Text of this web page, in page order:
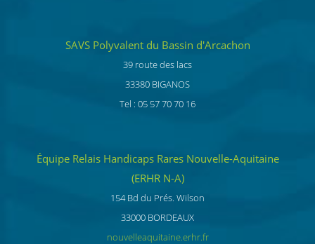
SAVS Polyvalent du Bassin d'Arcachon
39 route des lacs
33380 BIGANOS
Tel : 05 57 70 70 16
Équipe Relais Handicaps Rares Nouvelle-Aquitaine
(ERHR N-A)
154 Bd du Prés. Wilson
33000 BORDEAUX
nouvelleaquitaine.erhr.fr